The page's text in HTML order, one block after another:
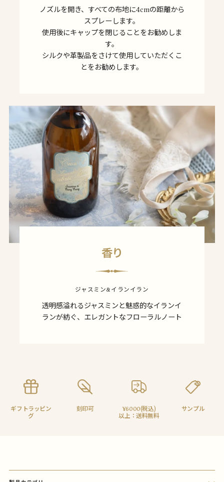
ノズルを開き、すべての布地に4cmの距離から
スプレーします。
使用後にキャップを閉じることをお勧めしま
す。
シルクや革製品をさけて使用していただくこ
とをお勧めします。
香り
ジャスミン&イランイラン
透明感溢れるジャスミンと魅惑的なイランイ
ランが紡ぐ、エレガントなフローラルノート
ギフトラッピン
グ
刻印可
¥6000(税込)
以上：送料無料
サンプル